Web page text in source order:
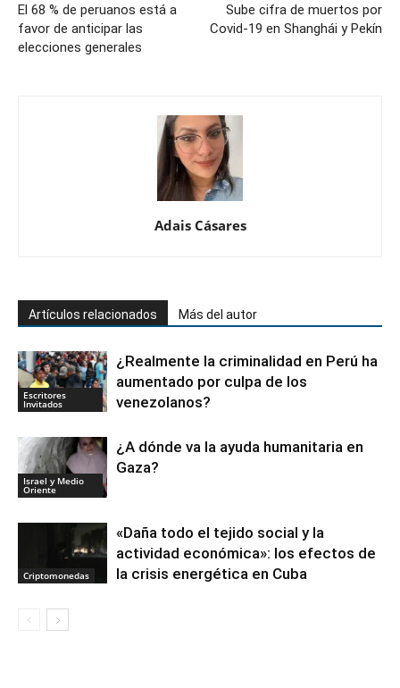
El 68 % de peruanos está a
favor de anticipar las
elecciones generales
Sube cifra de muertos por
Covid-19 en Shanghái y Pekín
Adais Cásares
Artículos relacionados Más del autor
Escritores
Invitados
¿Realmente la criminalidad en Perú ha
aumentado por culpa de los
venezolanos?
Israel y Medio
Oriente
¿A dónde va la ayuda humanitaria en
Gaza?
Criptomonedas
«Daña todo el tejido social y la
actividad económica»: los efectos de
la crisis energética en Cuba